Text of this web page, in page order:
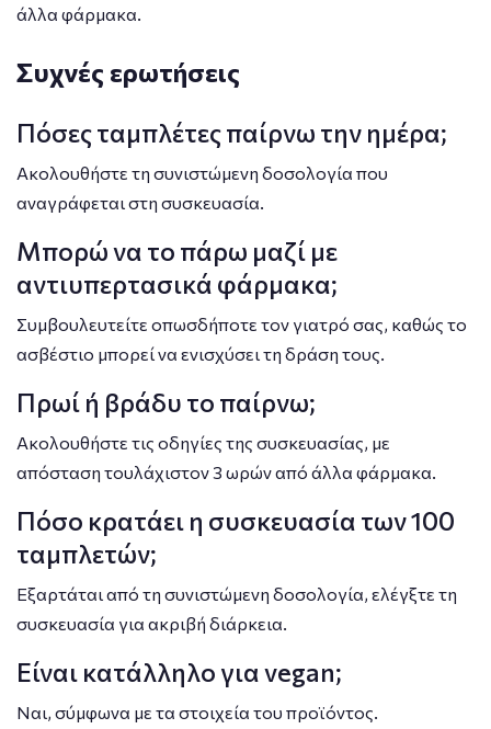
άλλα φάρμακα.
Συχνές ερωτήσεις
Πόσες ταμπλέτες παίρνω την ημέρα;
Ακολουθήστε τη συνιστώμενη δοσολογία που
αναγράφεται στη συσκευασία.
Μπορώ να το πάρω μαζί με
αντιυπερτασικά φάρμακα;
Συμβουλευτείτε οπωσδήποτε τον γιατρό σας, καθώς το
ασβέστιο μπορεί να ενισχύσει τη δράση τους.
Πρωί ή βράδυ το παίρνω;
Ακολουθήστε τις οδηγίες της συσκευασίας, με
απόσταση τουλάχιστον 3 ωρών από άλλα φάρμακα.
Πόσο κρατάει η συσκευασία των 100
ταμπλετών;
Εξαρτάται από τη συνιστώμενη δοσολογία, ελέγξτε τη
συσκευασία για ακριβή διάρκεια.
Είναι κατάλληλο για vegan;
Ναι, σύμφωνα με τα στοιχεία του προϊόντος.